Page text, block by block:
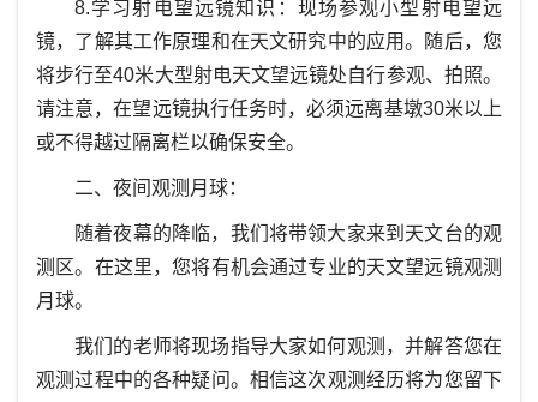
8.学习射电望远镜知识：现场参观小型射电望远
镜，了解其工作原理和在天文研究中的应用。随后，您
将步行至40米大型射电天文望远镜处自行参观、拍照。
请注意，在望远镜执行任务时，必须远离基墩30米以上
或不得越过隔离栏以确保安全。
二、夜间观测月球：
随着夜幕的降临，我们将带领大家来到天文台的观
测区。在这里，您将有机会通过专业的天文望远镜观测
月球。
我们的老师将现场指导大家如何观测，并解答您在
观测过程中的各种疑问。相信这次观测经历将为您留下